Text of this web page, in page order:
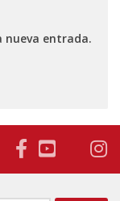
nueva entrada.